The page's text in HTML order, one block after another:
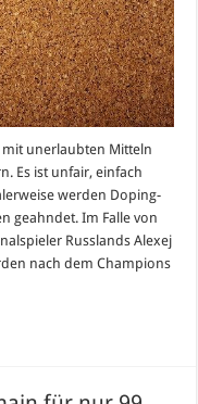
mit unerlaubten Mitteln
Es ist unfair, einfach
werden Doping-
geahndet. Im Falle von
Russlands Alexej
nach dem Champions